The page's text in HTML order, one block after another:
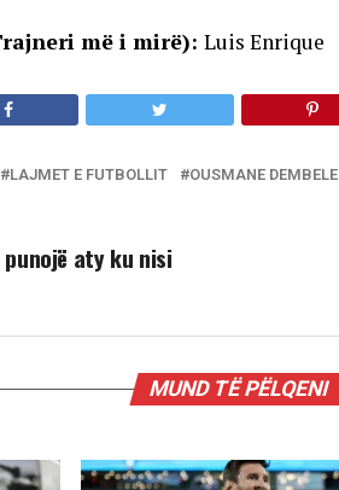
më i mirë): Luis Enrique
LAJMET E FUTBOLLIT OUSMANE DEMBELE
aty ku nisi
MUND TË PËLQENI